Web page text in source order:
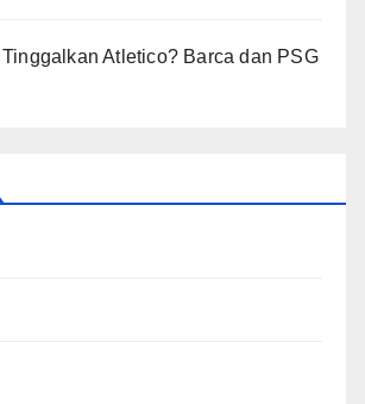
Atletico? Barca dan PSG